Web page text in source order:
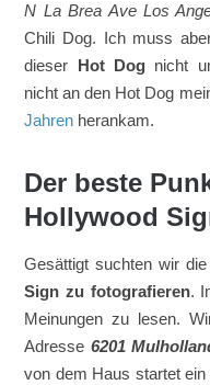
N La Brea Ave Los
Chili Dog. Ich muss
dieser Hot Dog nicht
nicht an den Hot Dog
Jahren herankam.
Der beste
Hollywood
Gesättigt suchten wir
Sign zu fotografieren.
Meinungen zu lesen.
Adresse 6201
von dem Haus startet